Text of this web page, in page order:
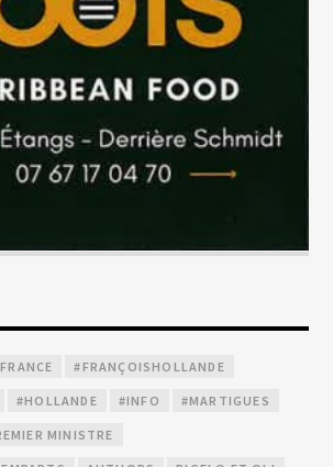
#FRANÇOISHOLLANDE
#HOLLANDE #INFO #MARTIGUES
MINISTRE